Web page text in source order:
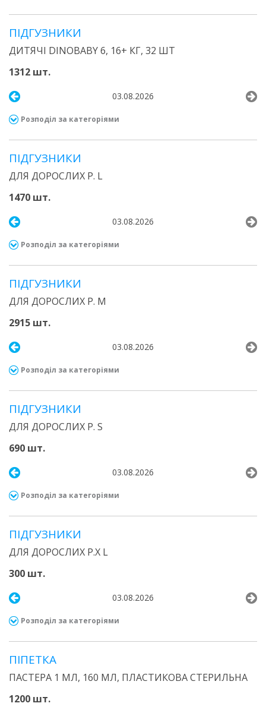
ПІДГУЗНИКИ
ДИТЯЧІ DINOBABY 6, 16+ КГ, 32 ШТ
1312 шт.
03.08.2026
Розподіл за категоріями
ПІДГУЗНИКИ
ДЛЯ ДОРОСЛИХ Р. L
1470 шт.
03.08.2026
Розподіл за категоріями
ПІДГУЗНИКИ
ДЛЯ ДОРОСЛИХ Р. М
2915 шт.
03.08.2026
Розподіл за категоріями
ПІДГУЗНИКИ
ДЛЯ ДОРОСЛИХ Р. S
690 шт.
03.08.2026
Розподіл за категоріями
ПІДГУЗНИКИ
ДЛЯ ДОРОСЛИХ Р.Х L
300 шт.
03.08.2026
Розподіл за категоріями
ПІПЕТКА
ПАСТЕРА 1 МЛ, 160 МЛ, ПЛАСТИКОВА СТЕРИЛЬНА
1200 шт.